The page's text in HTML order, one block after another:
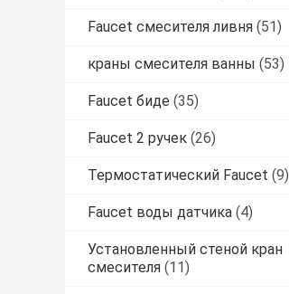
Faucet смесителя ливня (51)
краны смесителя ванны (53)
Faucet биде (35)
Faucet 2 ручек (26)
Термостатический Faucet (9)
Faucet воды датчика (4)
Установленный стеной кран
смесителя (11)